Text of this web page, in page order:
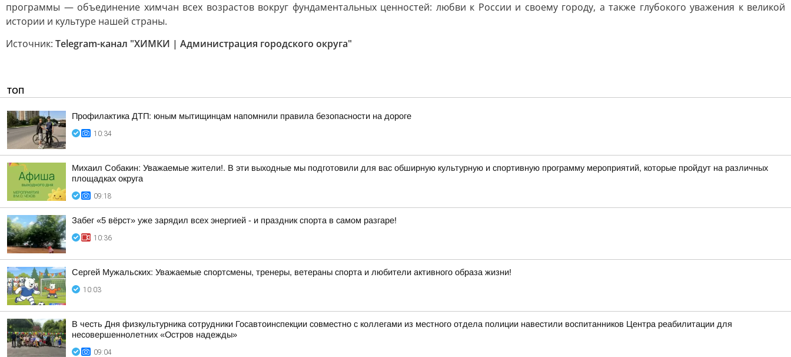
программы — объединение химчан всех возрастов вокруг фундаментальных ценностей: любви к России и своему городу, а также глубокого уважения к великой
истории и культуре нашей страны.
Источник: Telegram-канал "ХИМКИ | Администрация городского округа"
ТОП
Профилактика ДТП: юным мытищинцам напомнили правила безопасности на дороге
10:34
Михаил Собакин: Уважаемые жители!. В эти выходные мы подготовили для вас обширную культурную и спортивную программу мероприятий, которые пройдут на различных
площадках округа
09:18
Забег «5 вёрст» уже зарядил всех энергией - и праздник спорта в самом разгаре!
10:36
Сергей Мужальских: Уважаемые спортсмены, тренеры, ветераны спорта и любители активного образа жизни!
10:03
В честь Дня физкультурника сотрудники Госавтоинспекции совместно с коллегами из местного отдела полиции навестили воспитанников Центра реабилитации для
несовершеннолетних «Остров надежды»
09:04